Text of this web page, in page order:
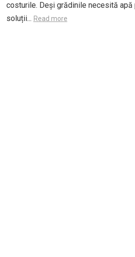
costurile. Deși grădinile necesită
soluții... Read more